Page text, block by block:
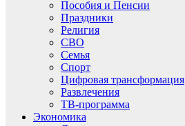
Пособия и Пенсии
Праздники
Религия
СВО
Семья
Спорт
Цифровая трансформация
Развлечения
ТВ-программа
Экономика